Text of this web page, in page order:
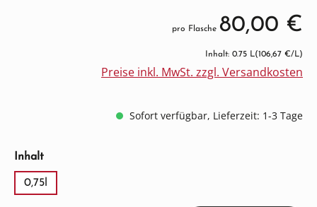
pro Flasche 80,00 €
Inhalt: 0.75 L(106,67 €/L)
Preise inkl. MwSt. zzgl. Versandkosten
Sofort verfügbar, Lieferzeit: 1-3 Tage
Inhaltauswählen
0,75l